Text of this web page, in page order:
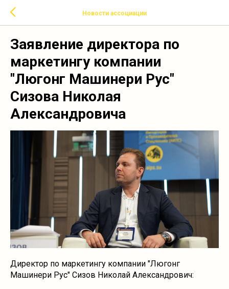
Новости ассоциации
Заявление директора по
маркетингу компании
"Люгонг Машинери Рус"
Сизова Николая
Александровича
Директор по маркетингу компании "Люгонг
Машинери Рус" Сизов Николай Александрович: